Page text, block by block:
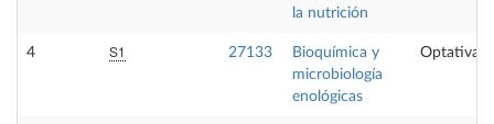
la nutrición
4 S1 27133
Bioquímica y
microbiología
enológicas
Optativa